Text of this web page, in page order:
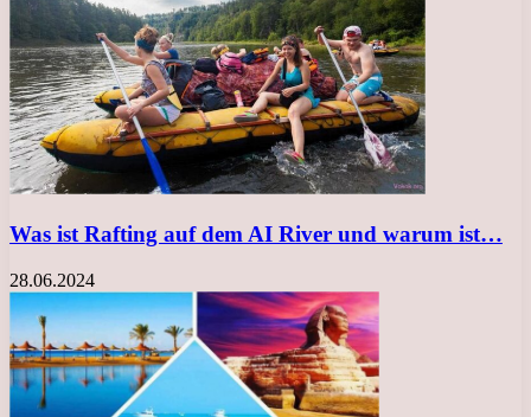
Was ist Rafting auf dem AI River und warum ist…
28.06.2024